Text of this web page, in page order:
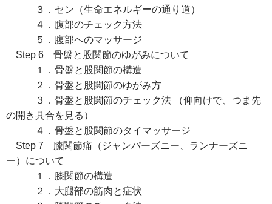
３．セン（生命エネルギーの通り道）
４．腹部のチェック方法
５．腹部へのマッサージ
Step 6 骨盤と股関節のゆがみについて
１．骨盤と股関節の構造
２．骨盤と股関節のゆがみ方
３．骨盤と股関節のチェック法 （仰向けで、つま先
の開き具合を見る）
４．骨盤と股関節のタイマッサージ
Step 7 膝関節痛（ジャンパーズニー、ランナーズニ
ー）について
１．膝関節の構造
２．大腿部の筋肉と症状